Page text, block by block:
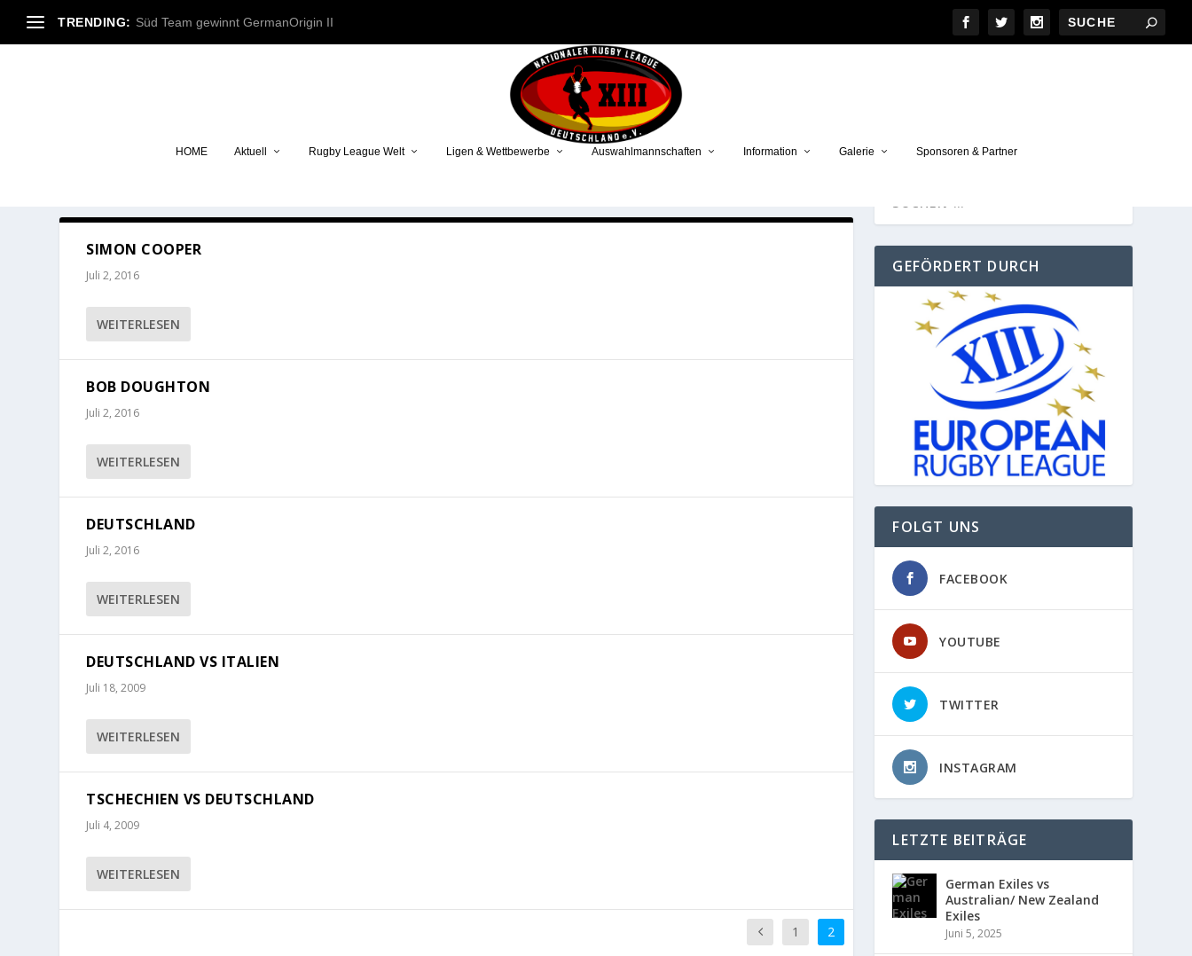
TRENDING: Süd Team gewinnt GermanOrigin II
HOME Aktuell Rugby League Welt Ligen & Wettbewerbe Auswahlmannschaften Information Galerie Sponsoren & Partner
SIMON COOPER
Juli 2, 2016
WEITERLESEN
BOB DOUGHTON
Juli 2, 2016
WEITERLESEN
DEUTSCHLAND
Juli 2, 2016
WEITERLESEN
DEUTSCHLAND VS ITALIEN
Juli 18, 2009
WEITERLESEN
TSCHECHIEN VS DEUTSCHLAND
Juli 4, 2009
WEITERLESEN
1 2
GEFÖRDERT DURCH
FOLGT UNS
FACEBOOK
YOUTUBE
TWITTER
INSTAGRAM
LETZTE BEITRÄGE
German Exiles vs
Australian/ New Zealand
Exiles
Juni 5, 2025